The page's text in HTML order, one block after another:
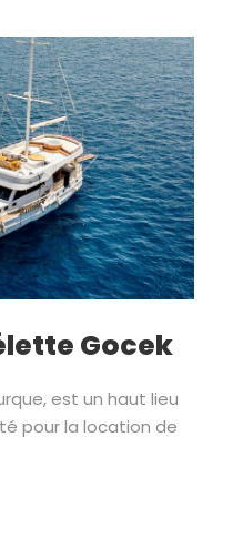
Gocek
est un haut lieu
pour la location de